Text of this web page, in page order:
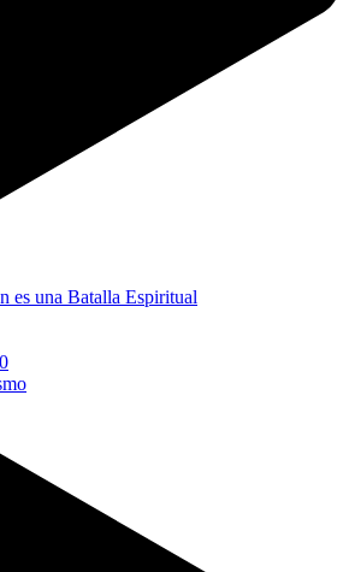
es una Batalla Espiritual